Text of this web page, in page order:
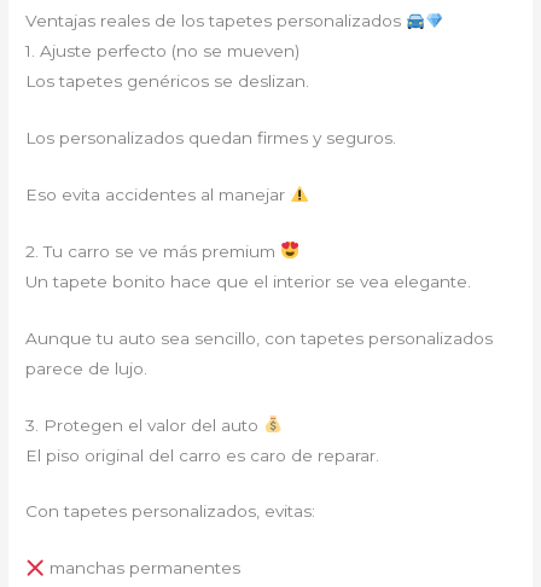
Ventajas reales de los tapetes personalizados
1. Ajuste perfecto (no se mueven)
Los tapetes genéricos se deslizan.
Los personalizados quedan firmes y seguros.
Eso evita accidentes al manejar
2. Tu carro se ve más premium
Un tapete bonito hace que el interior se vea elegante.
Aunque tu auto sea sencillo, con tapetes personalizados
parece de lujo.
3. Protegen el valor del auto
El piso original del carro es caro de reparar.
Con tapetes personalizados, evitas:
manchas permanentes